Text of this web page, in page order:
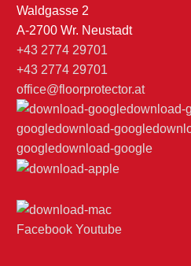
Waldgasse 2
A-2700 Wr. Neustadt
+43 2774 29701
+43 2774 29701
office@floorprotector.at
Facebook Youtube